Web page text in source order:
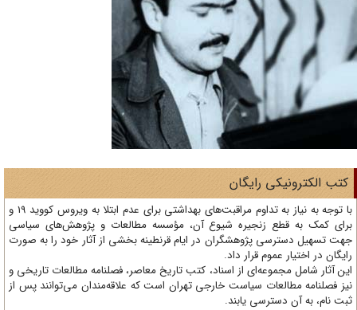
الکترونیکی رایگان
با توجه به نیاز به تداوم مراقبت‌های بهداشتی برای عدم ابتلا به ویروس کووید 19 و
کمک به قطع زنجیره شیوع آن، مؤسسه مطالعات و پژوهش‌های سیاسی
تسهیل دسترسی پژوهشگران در ایام قرنطینه بخشی از آثار خود را به صورت
در اختیار عموم قرار داد.
آثار شامل مجموعه‌ای از اسناد، کتب تاریخ معاصر، فصلنامه‌ مطالعات تاریخی و
فصلنامه مطالعات سیاست خارجی تهران است که علاقه‌مندان می‌توانند پس از
نام، به آن دسترسی یابند.